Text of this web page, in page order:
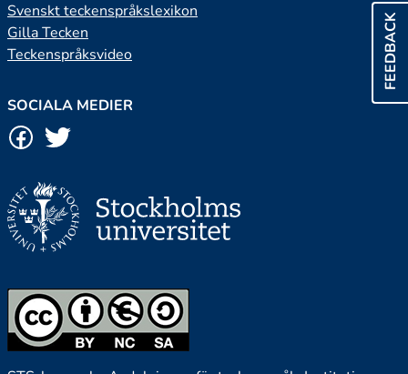
FEEDBACK
Svenskt teckenspråkslexikon
Gilla Tecken
Teckenspråksvideo
SOCIALA MEDIER